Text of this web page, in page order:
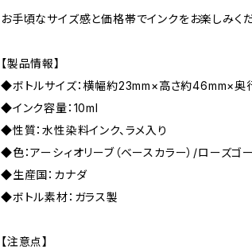
お手頃なサイズ感と価格帯でインクをお楽しみくだ
【製品情報】
◆ボトルサイズ：横幅約23mm×高さ約46mm×奥
◆インク容量：10ml
◆性質：水性染料インク、ラメ入り
◆色：アーシィオリーブ（ベースカラー）/ローズゴ
◆生産国：カナダ
◆ボトル素材：ガラス製
【注意点】